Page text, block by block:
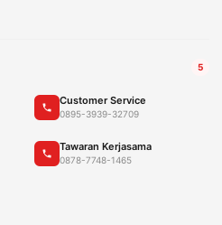
5
Customer Service
0895-3939-32709
Tawaran Kerjasama
0878-7748-1465